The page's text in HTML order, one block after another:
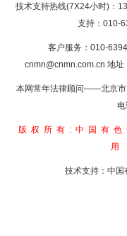
技术支持热线(7X24小时)：
支持：010-
客户服务：010-
cnmn@cnmn.com.cn 地址
本网常年法律顾问——北京市
版权所有:中国有色
用
技术支持：中国